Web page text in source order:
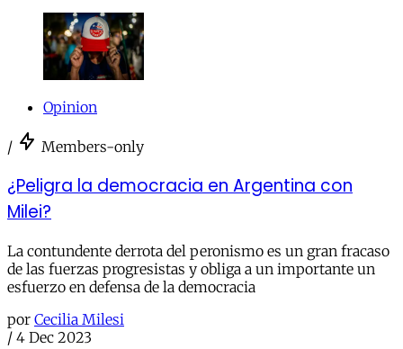
Opinion
/ Members-only
¿Peligra la democracia en Argentina con
Milei?
La contundente derrota del peronismo es un gran fracaso
de las fuerzas progresistas y obliga a un importante un
esfuerzo en defensa de la democracia
por Cecilia Milesi
/ 4 Dec 2023